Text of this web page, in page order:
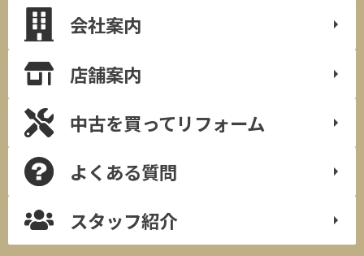
会社案内
店舗案内
中古を買ってリフォーム
よくある質問
スタッフ紹介